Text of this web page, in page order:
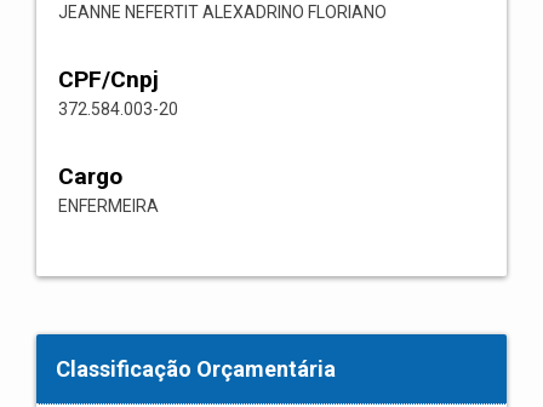
JEANNE NEFERTIT ALEXADRINO FLORIANO
CPF/Cnpj
372.584.003-20
Cargo
ENFERMEIRA
Classificação Orçamentária